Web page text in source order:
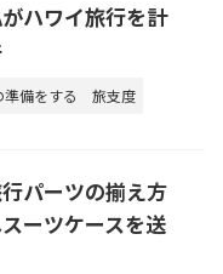
がハワイ旅行を計
備をする 旅支度
行パーツの揃え方
ーツケースを送